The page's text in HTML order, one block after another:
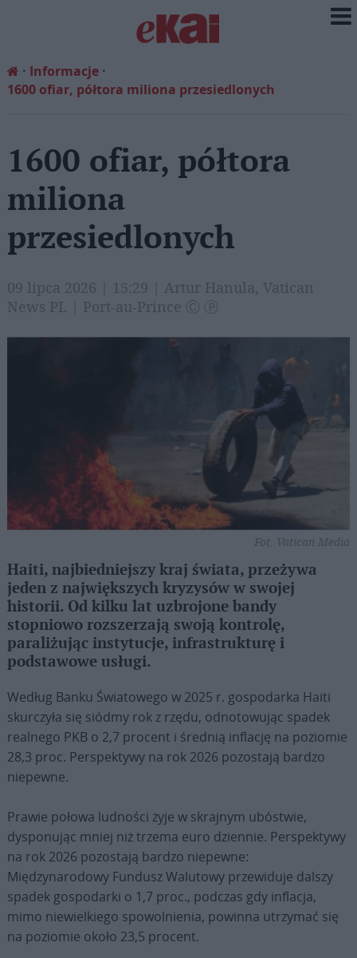
Informacje
1600 ofiar, półtora miliona przesiedlonych
1600 ofiar, półtora
miliona
przesiedlonych
09 lipca 2026 | 15:29 | Artur Hanula, Vatican
News PL | Port-au-Prince Ⓒ Ⓟ
Fot. Vatican Media
Haiti, najbiedniejszy kraj świata, przeżywa
jeden z największych kryzysów w swojej
historii. Od kilku lat uzbrojone bandy
stopniowo rozszerzają swoją kontrolę,
paraliżując instytucje, infrastrukturę i
podstawowe usługi.
Według Banku Światowego w 2025 r. gospodarka Haiti
skurczyła się siódmy rok z rzędu, odnotowując spadek
realnego PKB o 2,7 procent i średnią inflację na poziomie
28,3 proc. Perspektywy na rok 2026 pozostają bardzo
niepewne.
Prawie połowa ludności żyje w skrajnym ubóstwie,
dysponując mniej niż trzema euro dziennie. Perspektywy
na rok 2026 pozostają bardzo niepewne:
Międzynarodowy Fundusz Walutowy przewiduje dalszy
spadek gospodarki o 1,7 proc., podczas gdy inflacja,
mimo niewielkiego spowolnienia, powinna utrzymać się
na poziomie około 23,5 procent.